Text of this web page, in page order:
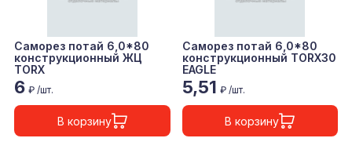
Саморез потай 6,0*80
конструкционный ЖЦ
TORX
6 ₽ /шт.
В корзину
Саморез потай 6,0*80
конструкционный TORX30
EAGLE
5,51 ₽ /шт.
В корзину